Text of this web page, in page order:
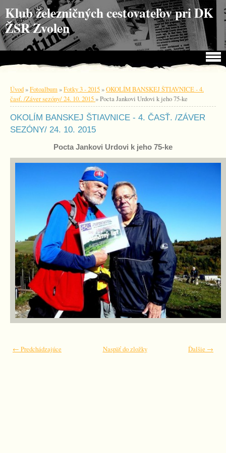
Choď na obsah
Choď na menu
Klub železničných cestovateľov pri DK
ŽSR Zvolen
Úvod»Fotoalbum»Fotky 3 - 2015»OKOLÍM BANSKEJ ŠTIAVNICE - 4.
časť. /Záver sezóny/ 24. 10. 2015»Pocta Jankovi Urdovi k jeho 75-ke
OKOLÍM BANSKEJ ŠTIAVNICE - 4. ČASŤ. /ZÁVER
SEZÓNY/ 24. 10. 2015
Pocta Jankovi Urdovi k jeho 75-ke
← Predchádzajúce Ďalšie →
Naspäť do zložky